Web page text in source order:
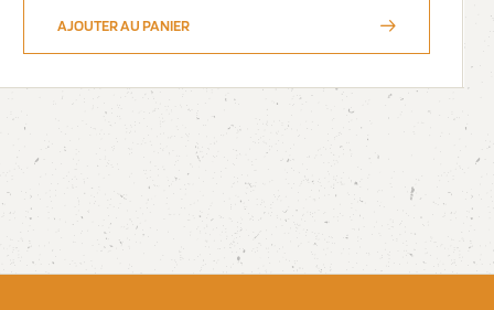
AJOUTER AU PANIER